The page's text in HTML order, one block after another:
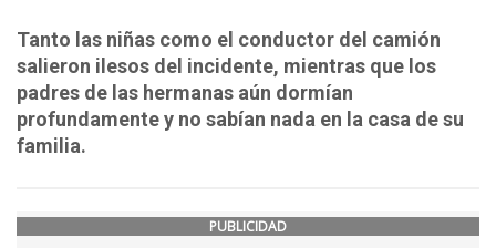
Tanto las niñas como el conductor del camión
salieron ilesos del incidente, mientras que los
padres de las hermanas aún dormían
profundamente y no sabían nada en la casa de su
familia.
PUBLICIDAD